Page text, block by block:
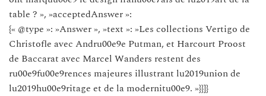
table ? », »acceptedAnswer »:
{« @type »: »Answer », »text »: »Les collections Vertigo de
Christofle avec Andru00e9e Putman, et Harcourt Proost
de Baccarat avec Marcel Wanders restent des
ru00e9fu00e9rences majeures illustrant lu2019union de
lu2019hu00e9ritage et de la modernitu00e9. »}}]}